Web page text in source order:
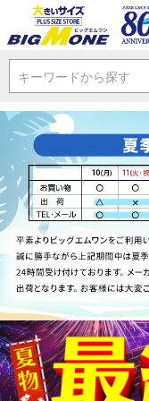
キーワードから探す